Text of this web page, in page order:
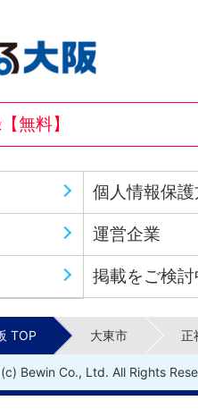
無料】
個人情報保
運営企業
掲載をご検
TOP 大東市 正
Bewin Co., Ltd. All Rights